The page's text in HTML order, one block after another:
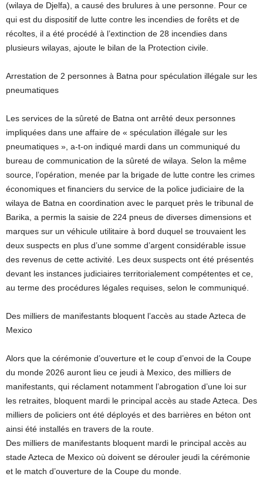
(wilaya de Djelfa), a causé des brulures à une personne. Pour ce
qui est du dispositif de lutte contre les incendies de forêts et de
récoltes, il a été procédé à l’extinction de 28 incendies dans
plusieurs wilayas, ajoute le bilan de la Protection civile.
Arrestation de 2 personnes à Batna pour spéculation illégale sur les
pneumatiques
Les services de la sûreté de Batna ont arrêté deux personnes
impliquées dans une affaire de « spéculation illégale sur les
pneumatiques », a-t-on indiqué mardi dans un communiqué du
bureau de communication de la sûreté de wilaya. Selon la même
source, l’opération, menée par la brigade de lutte contre les crimes
économiques et financiers du service de la police judiciaire de la
wilaya de Batna en coordination avec le parquet près le tribunal de
Barika, a permis la saisie de 224 pneus de diverses dimensions et
marques sur un véhicule utilitaire à bord duquel se trouvaient les
deux suspects en plus d’une somme d’argent considérable issue
des revenus de cette activité. Les deux suspects ont été présentés
devant les instances judiciaires territorialement compétentes et ce,
au terme des procédures légales requises, selon le communiqué.
Des milliers de manifestants bloquent l’accès au stade Azteca de
Mexico
Alors que la cérémonie d’ouverture et le coup d’envoi de la Coupe
du monde 2026 auront lieu ce jeudi à Mexico, des milliers de
manifestants, qui réclament notamment l’abrogation d’une loi sur
les retraites, bloquent mardi le principal accès au stade Azteca. Des
milliers de policiers ont été déployés et des barrières en béton ont
ainsi été installés en travers de la route.
Des milliers de manifestants bloquent mardi le principal accès au
stade Azteca de Mexico où doivent se dérouler jeudi la cérémonie
et le match d’ouverture de la Coupe du monde.